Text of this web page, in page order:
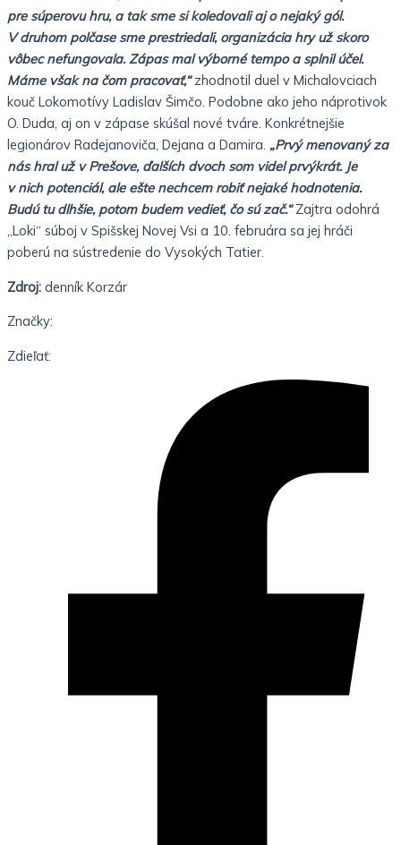
pre súperovu hru, a tak sme si koledovali aj o nejaký gól.
V druhom polčase sme prestriedali, organizácia hry už skoro
vôbec nefungovala. Zápas mal výborné tempo a splnil účel.
Máme však na čom pracovať,“zhodnotil duel v Michalovciach
kouč Lokomotívy Ladislav Šimčo. Podobne ako jeho náprotivok
O. Duda, aj on v zápase skúšal nové tváre. Konkrétnejšie
legionárov Radejanoviča, Dejana a Damira. „Prvý menovaný za
nás hral už v Prešove, ďalších dvoch som videl prvýkrát. Je
v nich potenciál, ale ešte nechcem robiť nejaké hodnotenia.
Budú tu dlhšie, potom budem vedieť, čo sú zač.“Zajtra odohrá
„Loki“ súboj v Spišskej Novej Vsi a 10. februára sa jej hráči
poberú na sústredenie do Vysokých Tatier.
Zdroj: denník Korzár
Značky:
Zdieľať: